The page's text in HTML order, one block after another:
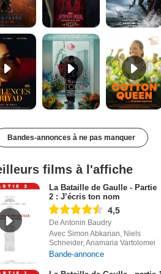
Les Silences de Riyad Bande-annonce VO STFR Cotton Queen Bande-annonce VO STFR
Bandes-annonces à ne pas manquer
films à l'affiche
La Bataille de Gaulle - Partie
2 : J’écris ton nom
4,5
De Antonin Baudry
Avec Simon Abkarian, Niels
Schneider, Anamaria Vartolomei
Bande-annonce